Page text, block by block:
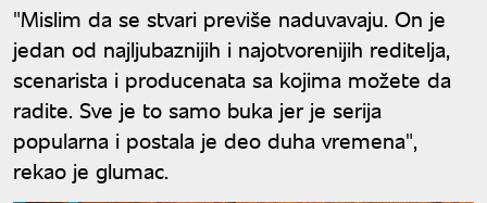
"Mislim da se stvari previše naduvavaju. On je
jedan od najljubaznijih i najotvorenijih reditelja,
scenarista i producenata sa kojima možete da
radite. Sve je to samo buka jer je serija
popularna i postala je deo duha vremena",
rekao je glumac.